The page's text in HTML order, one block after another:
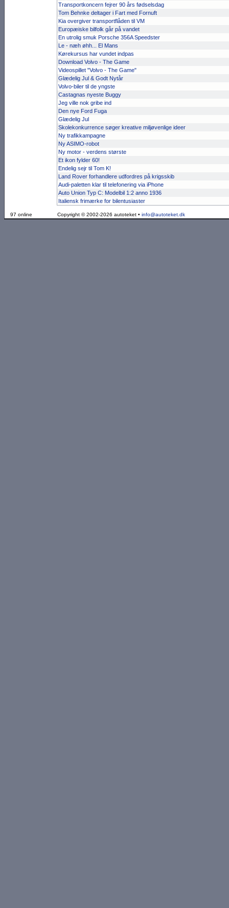
Transportkoncern fejrer 90 års fødselsdag
Tom Behnke deltager i Fart med Fornuft
Kia overgiver transportflåden til VM
Europæiske bilfolk går på vandet
En utrolig smuk Porsche 356A Speedster
Le - næh øhh... El Mans
Kørekursus har vundet indpas
Download Volvo - The Game
Videospillet "Volvo - The Game"
Glædelig Jul & Godt Nytår
Volvo-biler til de yngste
Castagnas nyeste Buggy
Jeg ville nok gribe ind
Den nye Ford Fuga
Glædelig Jul
Skolekonkurrence søger kreative miljøvenlige ideer
Ny trafik­kampagne
Ny ASIMO-robot
Ny motor - verdens største
Et ikon fylder 60!
Endelig sejr til Tom K!
Land Rover forhandlere udfordres på krigsskib
Audi-paletten klar til telefo­ne­ring via iPhone
Auto Union Typ C: Modelbil 1:2 anno 1936
Italiensk frimærke for bilentusiaster
97 online Copyright © 2002-2026 autoteket • info@autoteket.dk